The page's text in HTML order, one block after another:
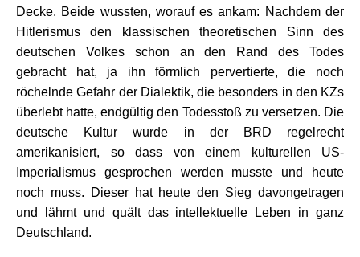
Decke. Beide wussten, worauf es ankam: Nachdem der
Hitlerismus den klassischen theoretischen Sinn des
deutschen Volkes schon an den Rand des Todes
gebracht hat, ja ihn förmlich pervertierte, die noch
röchelnde Gefahr der Dialektik, die besonders in den KZs
überlebt hatte, endgültig den Todesstoß zu versetzen. Die
deutsche Kultur wurde in der BRD regelrecht
amerikanisiert, so dass von einem kulturellen US-
Imperialismus gesprochen werden musste und heute
noch muss. Dieser hat heute den Sieg davongetragen
und lähmt und quält das intellektuelle Leben in ganz
Deutschland.